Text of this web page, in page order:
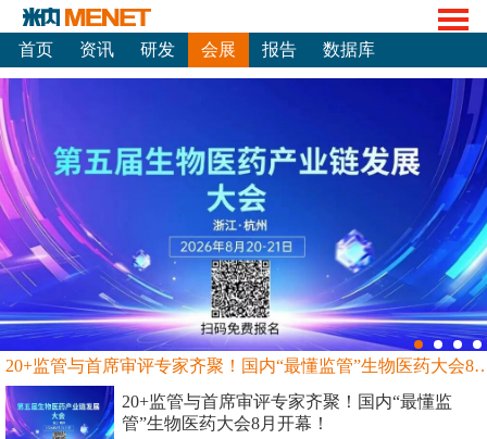
首页 资讯 研发 会展 报告 数据库
20+监管与首席审评专家齐聚！国内“最
20+监管与首席审评专家齐聚！国内“最懂监
管”生物医药大会8月开幕！